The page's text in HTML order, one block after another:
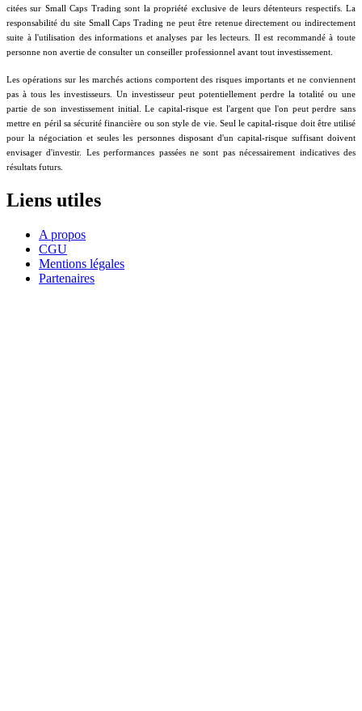
citées sur Small Caps Trading sont la propriété exclusive de leurs détenteurs respectifs. La
responsabilité du site Small Caps Trading ne peut être retenue directement ou indirectement
suite à l'utilisation des informations et analyses par les lecteurs. Il est recommandé à toute
personne non avertie de consulter un conseiller professionnel avant tout investissement.
Les opérations sur les marchés actions comportent des risques importants et ne conviennent
pas à tous les investisseurs. Un investisseur peut potentiellement perdre la totalité ou une
partie de son investissement initial. Le capital-risque est l'argent que l'on peut perdre sans
mettre en péril sa sécurité financière ou son style de vie. Seul le capital-risque doit être utilisé
pour la négociation et seules les personnes disposant d'un capital-risque suffisant doivent
envisager d'investir. Les performances passées ne sont pas nécessairement indicatives des
résultats futurs.
Liens utiles
A propos
CGU
Mentions légales
Partenaires